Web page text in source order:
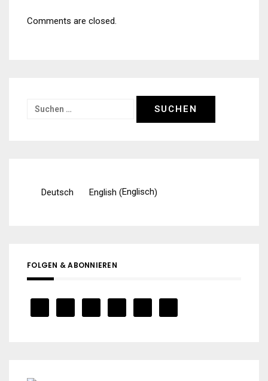
Comments are closed.
Suchen
Deutsch English (Englisch)
FOLGEN & ABONNIEREN